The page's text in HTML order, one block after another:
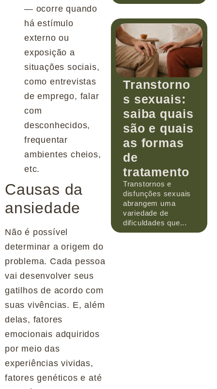
— ocorre quando
há estímulo
externo ou
exposição a
situações sociais,
como entrevistas
de emprego, falar
com
desconhecidos,
frequentar
ambientes cheios,
etc.
Causas da
ansiedade
Não é possível
determinar a origem do
problema. Cada pessoa
vai desenvolver seus
gatilhos de acordo com
suas vivências. E, além
delas, fatores
emocionais adquiridos
por meio das
experiências vividas,
fatores genéticos e até
Transtorno
s sexuais:
saiba quais
são e quais
as formas
de
tratamento
Transtornos e
disfunções sexuais
abrangem uma
variedade de
dificuldades que...